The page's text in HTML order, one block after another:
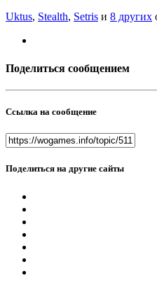
Uktus, Stealth, Setris и 8 других
Поделиться сообщением
Ссылка на сообщение
Поделиться на другие сайты